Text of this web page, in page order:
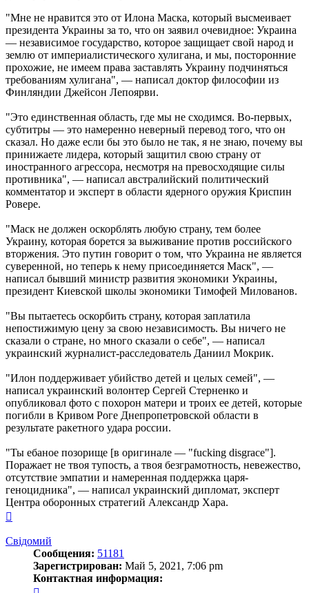
"Мне не нравится это от Илона Маска, который высмеивает
президента Украины за то, что он заявил очевидное: Украина
— независимое государство, которое защищает свой народ и
землю от империалистического хулигана, и мы, посторонние
прохожие, не имеем права заставлять Украину подчиняться
требованиям хулигана", — написал доктор философии из
Финляндии Джейсон Лепоярви.
"Это единственная область, где мы не сходимся. Во-первых,
субтитры — это намеренно неверный перевод того, что он
сказал. Но даже если бы это было не так, я не знаю, почему вы
принижаете лидера, который защитил свою страну от
иностранного агрессора, несмотря на превосходящие силы
противника", — написал австралийский политический
комментатор и эксперт в области ядерного оружия Криспин
Ровере.
"Маск не должен оскорблять любую страну, тем более
Украину, которая борется за выживание против российского
вторжения. Это путин говорит о том, что Украина не является
суверенной, но теперь к нему присоединяется Маск", —
написал бывший министр развития экономики Украины,
президент Киевской школы экономики Тимофей Милованов.
"Вы пытаетесь оскорбить страну, которая заплатила
непостижимую цену за свою независимость. Вы ничего не
сказали о стране, но много сказали о себе", — написал
украинский журналист-расследователь Даниил Мокрик.
"Илон поддерживает убийство детей и целых семей", —
написал украинский волонтер Сергей Стерненко и
опубликовал фото с похорон матери и троих ее детей, которые
погибли в Кривом Роге Днепропетровской области в
результате ракетного удара россии.
"Ты ебаное позорище [в оригинале — "fucking disgrace"].
Поражает не твоя тупость, а твоя безграмотность, невежество,
отсутствие эмпатии и намеренная поддержка царя-
геноцидника", — написал украинский дипломат, эксперт
Центра оборонных стратегий Александр Хара.
началу
Свідомий
Сообщения: 51181
Зарегистрирован: Май 5, 2021, 7:06 pm
Контактная информация: